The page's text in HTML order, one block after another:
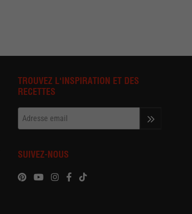
TROUVEZ L'INSPIRATION ET DES
RECETTES
SUIVEZ-NOUS